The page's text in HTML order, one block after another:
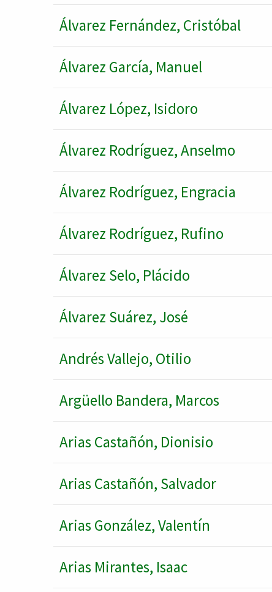
Álvarez Fernández, Cristóbal
Álvarez García, Manuel
Álvarez López, Isidoro
Álvarez Rodríguez, Anselmo
Álvarez Rodríguez, Engracia
Álvarez Rodríguez, Rufino
Álvarez Selo, Plácido
Álvarez Suárez, José
Andrés Vallejo, Otilio
Argüello Bandera, Marcos
Arias Castañón, Dionisio
Arias Castañón, Salvador
Arias González, Valentín
Arias Mirantes, Isaac